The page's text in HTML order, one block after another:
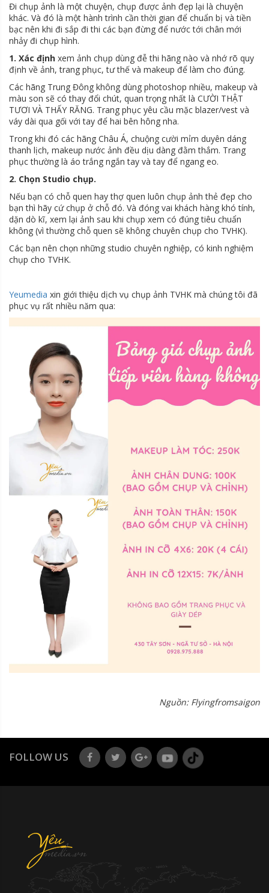
Đi chụp ảnh là một chuyện, chụp được ảnh đẹp lại là chuyện
khác. Và đó là một hành trình cần thời gian để chuẩn bị và tiền
bạc nên khi đi sắp đi thi các bạn đừng để nước tới chân mới
nhảy đi chụp hình.
1. Xác định xem ảnh chụp dùng đễ thi hãng nào và nhớ rõ quy
định về ảnh, trang phục, tư thế và makeup để làm cho đúng.
Các hãng Trung Đông không dùng photoshop nhiều, makeup và
màu son sẽ có thay đổi chút, quan trọng nhất là CƯỜI THẬT
TƯƠI VÀ THẤY RĂNG. Trang phục yêu cầu mặc blazer/vest và
váy dài qua gối với tay để hai bên hông nha.
Trong khi đó các hãng Châu Á, chuộng cười mỉm duyên dáng
thanh lịch, makeup nước ảnh đều dịu dàng đằm thắm. Trang
phục thường là áo trắng ngắn tay và tay để ngang eo.
2. Chọn Studio chụp.
Nếu bạn có chỗ quen hay thợ quen luôn chụp ảnh thẻ đẹp cho
bạn thì hãy cứ chụp ở chỗ đó. Và đóng vai khách hàng khó tính,
dặn dò kĩ, xem lại ảnh sau khi chụp xem có đúng tiêu chuẩn
không (vì thường chỗ quen sẽ không chuyên chụp cho TVHK).
Các bạn nên chọn những studio chuyên nghiệp, có kinh nghiệm
chụp cho TVHK.
Yeumedia xin giới thiệu dịch vụ chụp ảnh TVHK mà chúng tôi đã
phục vụ rất nhiều năm qua:
Nguồn: Flyingfromsaigon
FOLLOW US